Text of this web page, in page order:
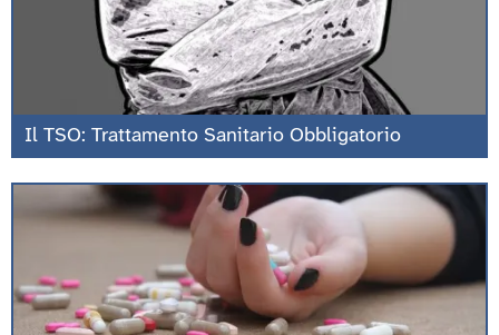
Il TSO: Trattamento Sanitario Obbligatorio